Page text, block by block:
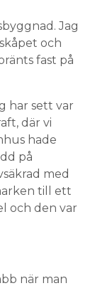
Jag
och
fast på
har sett var
där vi
hade
på
med
till ett
och den var
när man